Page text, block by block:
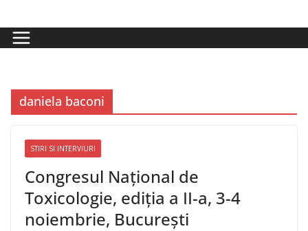
to
content
daniela baconi
STIRI SI INTERVIURI
Congresul Național de
Toxicologie, ediția a II-a, 3-4
noiembrie, București